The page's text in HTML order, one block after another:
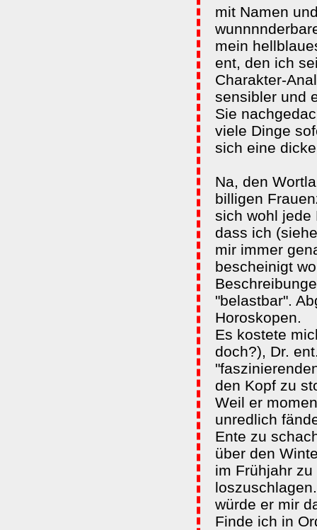
mit Namen
mein
ent, den ich
Charakter-
sensibler und
Sie
viele Dinge
sich eine
Na, den
billigen
sich wohl jede
dass ich
mir immer
bescheinigt
"belastbar".
Horoskopen.
Es kostete
doch?), Dr.
den Kopf zu
Weil er
unredlich
Ente zu
über den
im Frühjahr
würde er mir
Finde ich in